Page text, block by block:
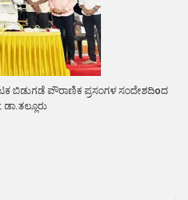
ಬಿಡುಗಡೆ ಪೌರಾಣಿಕ ಪ್ರಸಂಗಳ ಸಂದೇಶದಿoದ